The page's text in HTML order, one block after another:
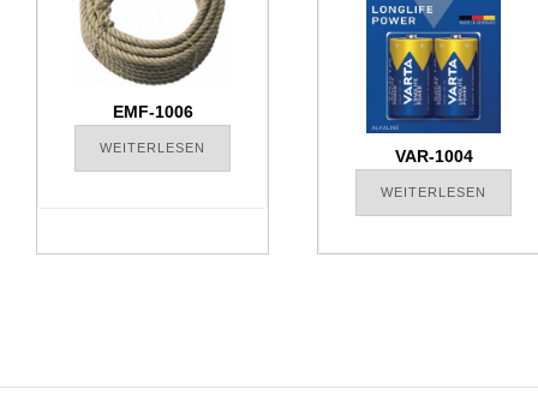
EMF-1006
WEITERLESEN VAR-1004
WEITERLESEN